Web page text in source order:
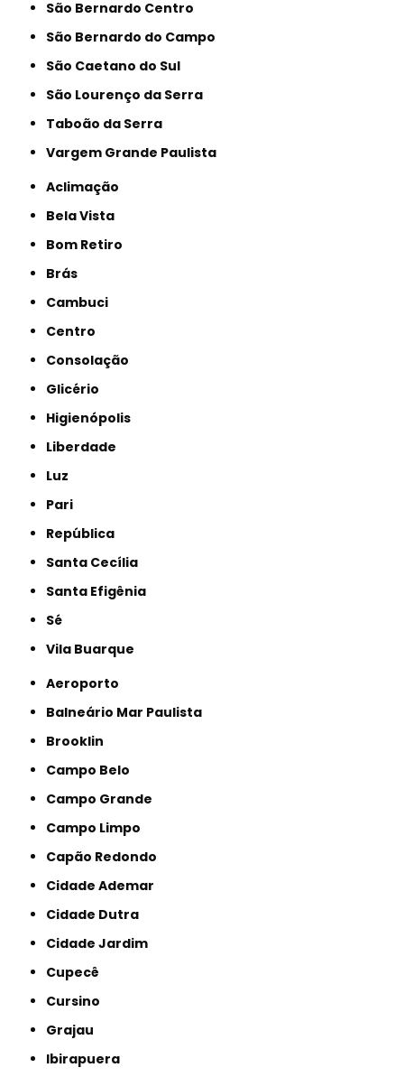
São Bernardo Centro
São Bernardo do Campo
São Caetano do Sul
São Lourenço da Serra
Taboão da Serra
Vargem Grande Paulista
Aclimação
Bela Vista
Bom Retiro
Brás
Cambuci
Centro
Consolação
Glicério
Higienópolis
Liberdade
Luz
Pari
República
Santa Cecília
Santa Efigênia
Sé
Vila Buarque
Aeroporto
Balneário Mar Paulista
Brooklin
Campo Belo
Campo Grande
Campo Limpo
Capão Redondo
Cidade Ademar
Cidade Dutra
Cidade Jardim
Cupecê
Cursino
Grajau
Ibirapuera